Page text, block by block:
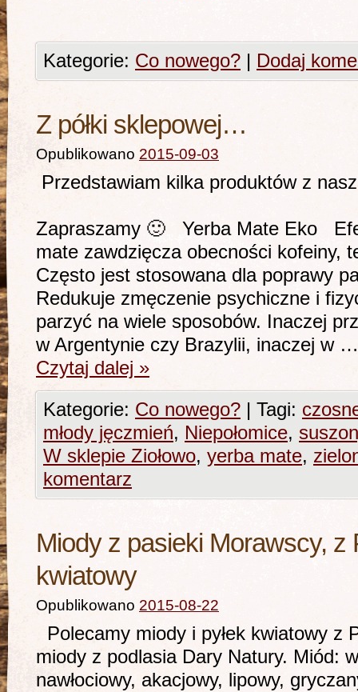
Kategorie: Co nowego? | Dodaj
Z półki sklepowej…
Opublikowano 2015-09-03
Przedstawiam kilka produktów z
Zapraszamy 🙂 Yerba Mate Eko
mate zawdzięcza obecności kofeiny,
Często jest stosowana dla poprawy
Redukuje zmęczenie psychiczne i
parzyć na wiele sposobów. Inaczej
w Argentynie czy Brazylii, inaczej w …
Czytaj dalej »
Kategorie: Co nowego? | Tagi:
młody jęczmień, Niepołomice,
W sklepie Ziołowo, yerba mate,
komentarz
Miody z pasieki Morawscy, z
kwiatowy
Opublikowano 2015-08-22
Polecamy miody i pyłek kwiatowy z
miody z podlasia Dary Natury. Miód:
nawłociowy, akacjowy, lipowy,